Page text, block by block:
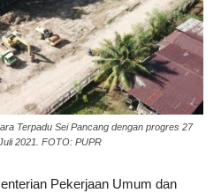
Terpadu Sei Pancang dengan progres 27
2021. FOTO: PUPR
Pekerjaan Umum dan